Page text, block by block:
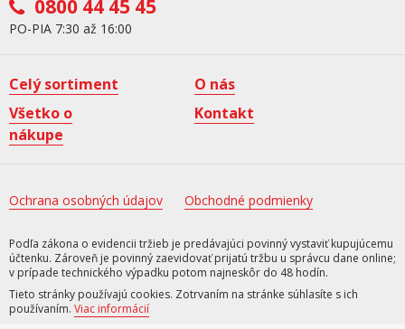
0800 44 45 45
PO-PIA 7:30 až 16:00
Celý sortiment
O nás
Všetko o
nákupe
Kontakt
Ochrana osobných údajov Obchodné podmienky
Podľa zákona o evidencii tržieb je predávajúci povinný vystaviť kupujúcemu
účtenku. Zároveň je povinný zaevidovať prijatú tržbu u správcu dane online;
v prípade technického výpadku potom najneskôr do 48 hodín.
Tieto stránky používajú cookies. Zotrvaním na stránke súhlasíte s ich
používaním. Viac informácií